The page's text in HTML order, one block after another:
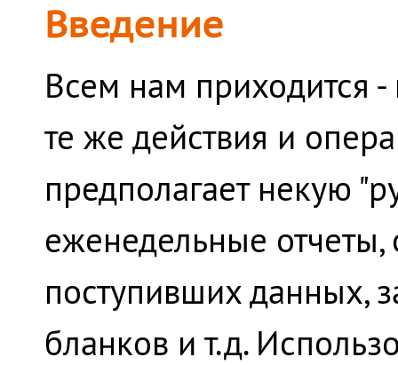
Введение
Всем нам приходится
те же действия и
предполагает некую
еженедельные отчеты,
поступивших данных,
бланков и т.д.